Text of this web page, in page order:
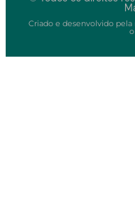
Criado e desenvolvido